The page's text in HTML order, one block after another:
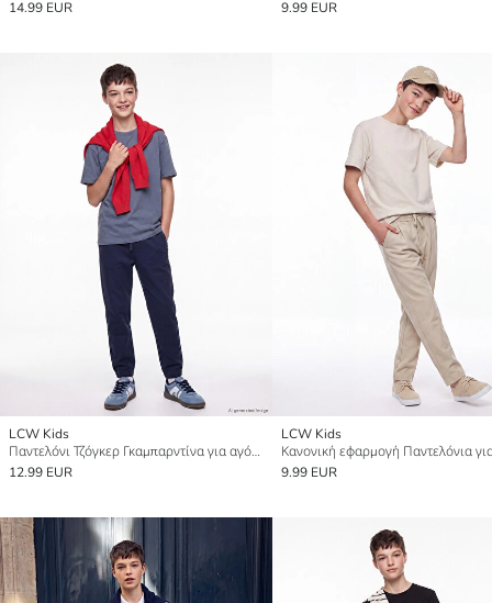
14.99 EUR 9.99 EUR
LCW Kids
Παντελόνι Τζόγκερ Γκαμπαρντίνα για αγόρια
12.99 EUR
LCW Kids
9.99 EUR